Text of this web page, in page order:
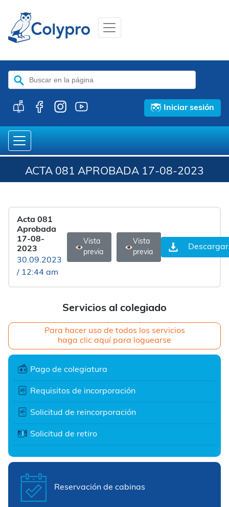
Buscar:
Iniciar sesión
ACTA 081 APROBADA 17-08-2023
Servicios al colegiado
Para hacer uso de todos los servicios
haga clic aquí para loguearse
Pago de colegiatura
Requisitos de incorporación
Solicitud de reincorporación
Solicitud de retiro
Reservación de cabinas
Acta 081
Aprobada
17-08-
2023
30.09.2023
/ 12:44 am
Vista
previa
Vista
previa
Descargar